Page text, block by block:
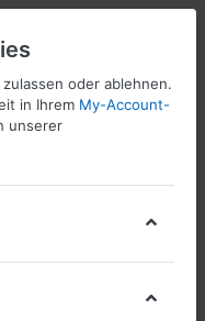
1
oder ablehnen.
in Ihrem My-Account-
unserer